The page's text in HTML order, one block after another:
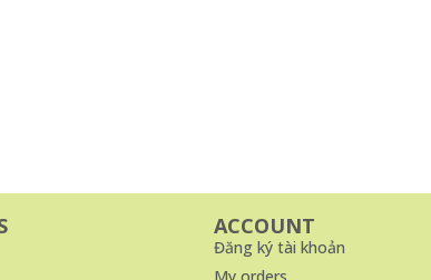
ACCOUNT
Đăng ký tài khoản